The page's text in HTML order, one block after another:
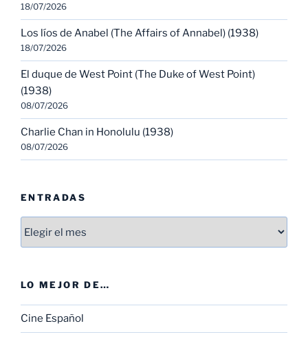
18/07/2026
Los líos de Anabel (The Affairs of Annabel) (1938)
18/07/2026
El duque de West Point (The Duke of West Point)
(1938)
08/07/2026
Charlie Chan in Honolulu (1938)
08/07/2026
ENTRADAS
LO MEJOR DE…
Cine Español